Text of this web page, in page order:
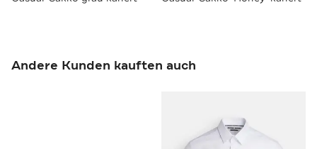
Andere Kunden kauften auch